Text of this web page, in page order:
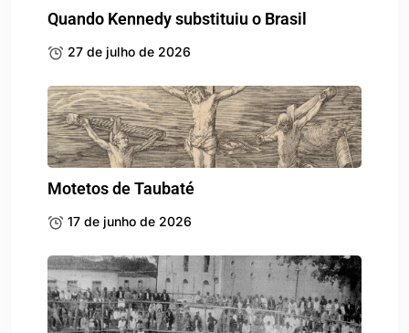
Quando Kennedy substituiu o Brasil
27 de julho de 2026
Motetos de Taubaté
17 de junho de 2026